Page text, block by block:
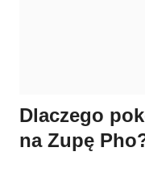
Dlaczego
na Zupę